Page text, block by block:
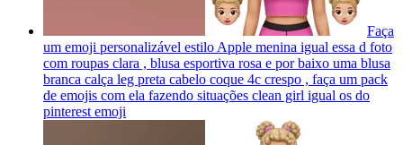
Faça
um emoji personalizável estilo Apple menina igual essa d foto
com roupas clara , blusa esportiva rosa e por baixo uma blusa
branca calça leg preta cabelo coque 4c crespo , faça um pack
de emojis com ela fazendo situações clean girl igual os do
pinterest emoji